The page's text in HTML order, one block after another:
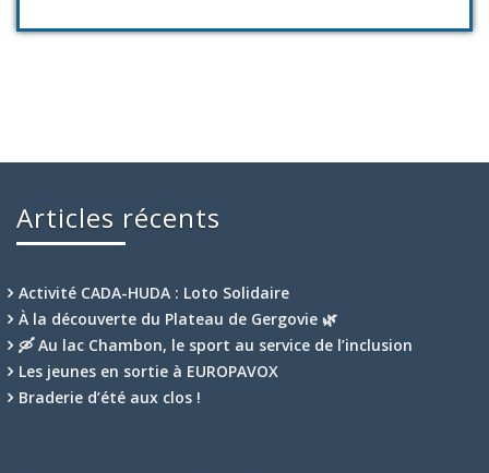
Articles récents
Activité CADA-HUDA : Loto Solidaire
À la découverte du Plateau de Gergovie 🌿
🛶 Au lac Chambon, le sport au service de l’inclusion
Les jeunes en sortie à EUROPAVOX
Braderie d’été aux clos !